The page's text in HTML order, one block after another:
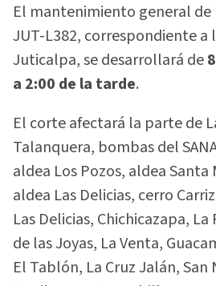
El mantenimiento general
JUT-L382, correspondiente a
Juticalpa, se desarrollará de
a 2:00 de la tarde.
El corte afectará la parte de
Talanquera, bombas del
aldea Los Pozos, aldea Santa
aldea Las Delicias, cerro
Las Delicias, Chichicazapa,
de las Joyas, La Venta,
El Tablón, La Cruz Jalán, San